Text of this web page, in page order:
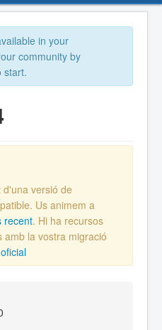
in your
community by
start.
versió de
Us animem a
recent. Hi ha recursos
amb la vostra migració